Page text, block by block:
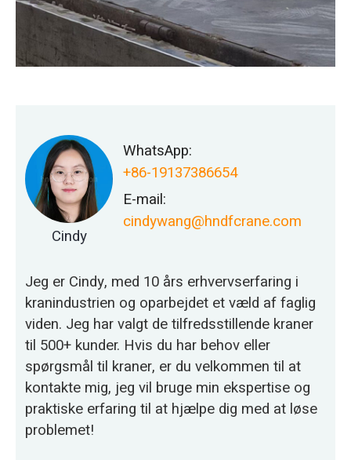
Cindy
WhatsApp:
+86-19137386654
E-mail:
cindywang@hndfcrane.com
Jeg er Cindy, med 10 års erhvervserfaring i
kranindustrien og oparbejdet et væld af faglig
viden. Jeg har valgt de tilfredsstillende kraner
til 500+ kunder. Hvis du har behov eller
spørgsmål til kraner, er du velkommen til at
kontakte mig, jeg vil bruge min ekspertise og
praktiske erfaring til at hjælpe dig med at løse
problemet!